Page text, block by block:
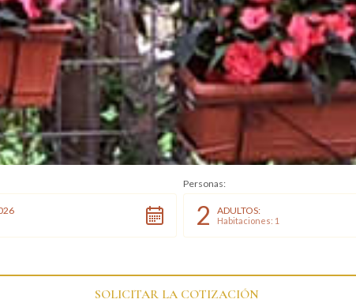
Personas:
2 ADULTOS:
Habitaciones: 1
SOLICITAR LA COTIZACIÓN